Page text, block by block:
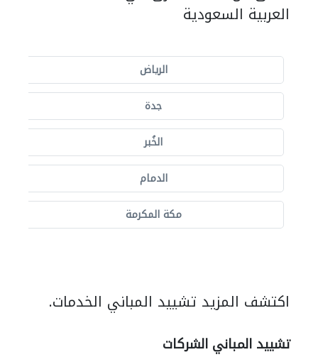
العربية السعودية
الرياض
جدة
الخُبر
الدمام
مكة المكرمة
اكتشف المزيد تشييد المباني الخدمات.
تشييد المباني الشركات